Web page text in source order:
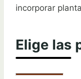
incorporar
Elige las